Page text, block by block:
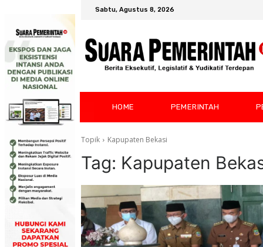
Sabtu, Agustus 8, 2026
HOME PEMERINTAH
Topik Kapupaten Bekasi
Tag: Kapupaten